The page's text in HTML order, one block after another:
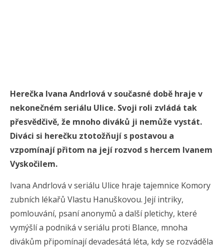
Herečka Ivana Andrlová v současné době hraje v
nekonečném seriálu Ulice. Svoji roli zvládá tak
přesvědčivě, že mnoho diváků ji nemůže vystát.
Diváci si herečku ztotožňují s postavou a
vzpomínají přitom na její rozvod s hercem Ivanem
Vyskočilem.
Ivana Andrlová v seriálu Ulice hraje tajemnice Komory
zubních lékařů Vlastu Hanuškovou. Její intriky,
pomlouvání, psaní anonymů a další pletichy, které
vymýšlí a podniká v seriálu proti Blance, mnoha
divákům připomínají devadesátá léta, kdy se rozváděla